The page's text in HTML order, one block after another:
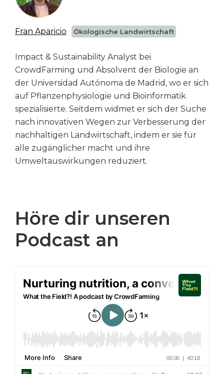
Fran Aparicio Ökologische Landwirtschaft
Impact & Sustainability Analyst bei
CrowdFarming und Absolvent der Biologie an
der Universidad Autónoma de Madrid, wo er sich
auf Pflanzenphysiologie und Bioinformatik
spezialisierte. Seitdem widmet er sich der Suche
nach innovativen Wegen zur Verbesserung der
nachhaltigen Landwirtschaft, indem er sie für
alle zugänglicher macht und ihre
Umweltauswirkungen reduziert.
Höre dir unseren
Podcast an